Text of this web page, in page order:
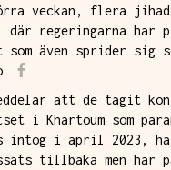
veckan, flera
regeringarna har
som även sprider sig
att de tagit
i Khartoum som
intog i april 2023,
tillbaka men har